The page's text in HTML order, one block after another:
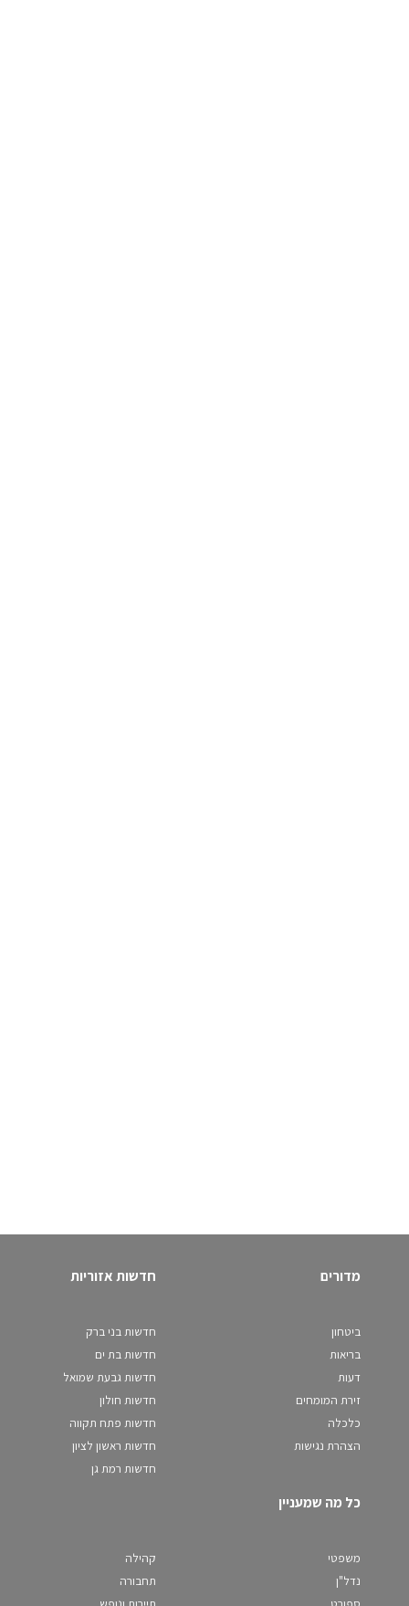
מדורים
ביטחון
בריאות
דעות
זירת המומחים
כלכלה
הצהרת נגישות
חדשות אזוריות
חדשות בני ברק
חדשות בת ים
חדשות גבעת שמואל
חדשות חולון
חדשות פתח תקווה
חדשות ראשון לציון
חדשות רמת גן
כל מה שמעניין
משפטי
נדל"ן
קהילה
תחבורה